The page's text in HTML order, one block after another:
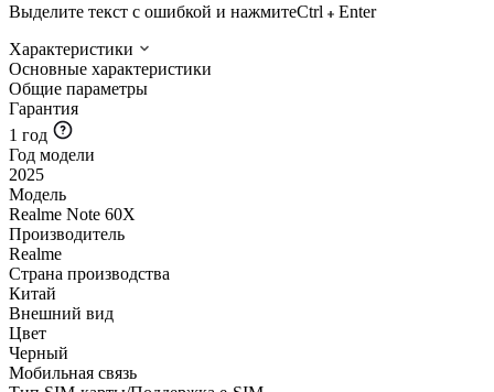
Выделите текст с ошибкой и нажмитеCtrl
Enter
Характеристики
Основные характеристики
Общие параметры
Гарантия
1 год
Год модели
2025
Модель
Realme Note 60X
Производитель
Realme
Страна производства
Китай
Внешний вид
Цвет
Черный
Мобильная связь